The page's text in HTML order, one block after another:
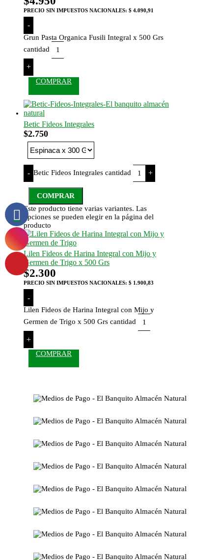
PRECIO SIN IMPUESTOS NACIONALES: $ 4.090,91
-
Grun Pasta Organica Fusili Integral x 500 Grs
cantidad
+
COMPRAR
Betic Fideos Integrales
$2.750
- Betic Fideos Integrales cantidad +
COMPRAR
Este producto tiene varias variantes. Las
opciones se pueden elegir en la página del
producto
Lilen Fideos de Harina Integral con Mijo y
Germen de Trigo x 500 Grs
$2.300
PRECIO SIN IMPUESTOS NACIONALES: $ 1.900,83
-
Lilen Fideos de Harina Integral con Mijo y
Germen de Trigo x 500 Grs cantidad
+
COMPRAR